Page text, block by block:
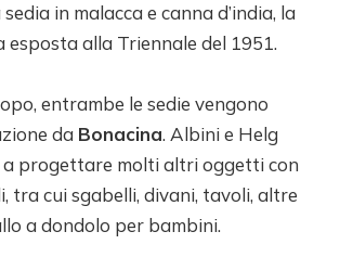
in malacca e canna d’india, la
esposta alla Triennale del 1951.
entrambe le sedie vengono
da Bonacina. Albini e Helg
progettare molti altri oggetti con
tra cui sgabelli, divani, tavoli, altre
a dondolo per bambini.